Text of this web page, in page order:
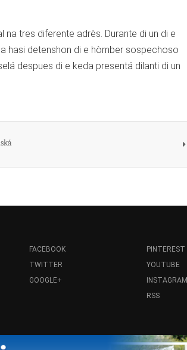
tres diferente adrès. Durante di un di e
hasi detenshon di e hòmber sospechoso
despues di e keda presentá dilanti di un
FACEBOOK
TWITTER
GOOGLE+
PINTEREST
YOUTUBE
INSTAGRAM
RSS